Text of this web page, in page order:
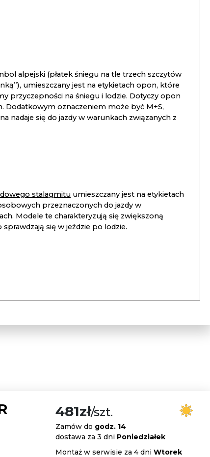
alpejski (płatek śniegu na tle trzech szczytów
umieszczany jest na etykietach opon, które
przyczepności na śniegu i lodzie. Dotyczy opon
Dodatkowym oznaczeniem może być M+S,
nadaje się do jazdy w warunkach związanych z
stalagmitu umieszczany jest na etykietach
przeznaczonych do jazdy w
Modele te charakteryzują się zwiększoną
się w jeździe po lodzie.
481zł/szt.
Zamów do godz. 14
dostawa za 3 dni Poniedziałek
Montaż w serwisie za 4 dni Wtorek